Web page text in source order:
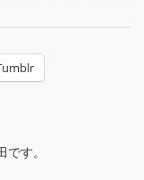
す。